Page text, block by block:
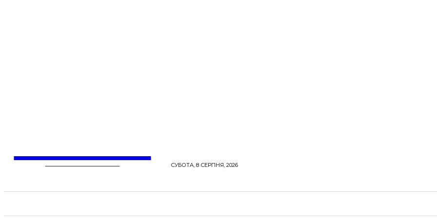
СУБОТА, 8 СЕРПНЯ, 2026